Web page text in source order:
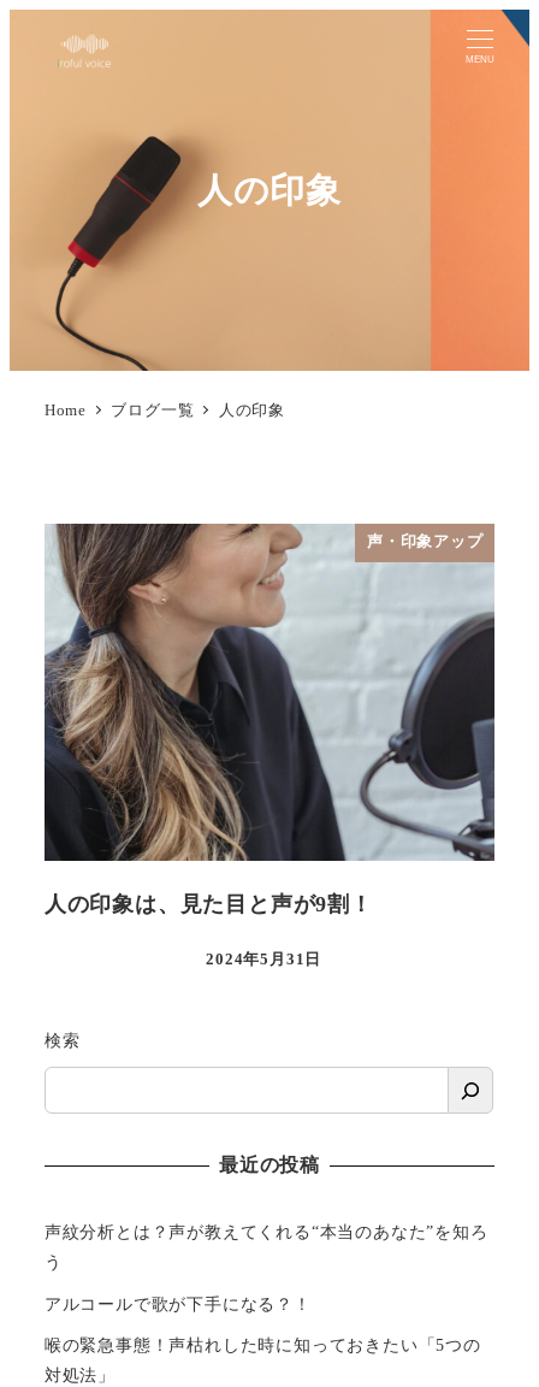
MENU
人の印象
Home ブログ一覧 人の印象
声・印象アップ
人の印象は、見た目と声が9割！
2024年5月31日
検索
最近の投稿
声紋分析とは？声が教えてくれる“本当のあなた”を知ろ
う
アルコールで歌が下手になる？！
喉の緊急事態！声枯れした時に知っておきたい「5つの
対処法」